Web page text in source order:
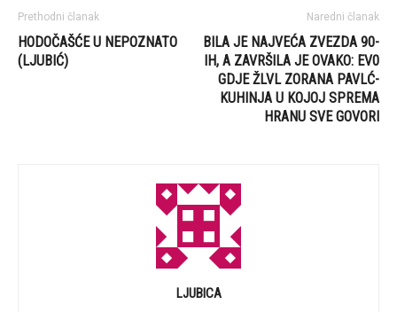
Prethodni članak
HODOČAŠĆE U NEPOZNATO
(LJUBIĆ)
Naredni članak
BILA JE NAJVEĆA ZVEZDA 90-
IH, A ZAVRŠILA JE OVAKO: EV0
GDJE ŽLVL ZORANA PAVLĆ-
KUHINJA U KOJOJ SPREMA
HRANU SVE GOVORI
LJUBICA